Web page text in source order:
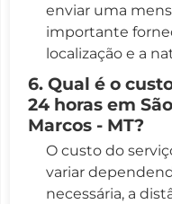
enviar uma
importante
localização e a
6. Qual é o
24 horas em
Marcos - MT?
O custo do
variar
necessária, a